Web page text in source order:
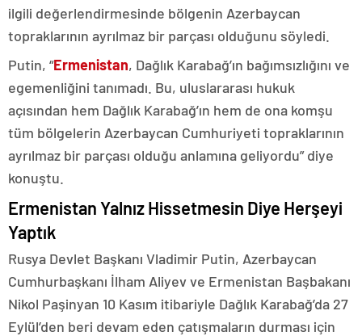
ilgili değerlendirmesinde bölgenin Azerbaycan
topraklarının ayrılmaz bir parçası olduğunu söyledi.
Putin, “Ermenistan, Dağlık Karabağ’ın bağımsızlığını ve
egemenliğini tanımadı. Bu, uluslararası hukuk
açısından hem Dağlık Karabağ’ın hem de ona komşu
tüm bölgelerin Azerbaycan Cumhuriyeti topraklarının
ayrılmaz bir parçası olduğu anlamına geliyordu” diye
konuştu.
Ermenistan Yalnız Hissetmesin Diye Herşeyi
Yaptık
Rusya Devlet Başkanı Vladimir Putin, Azerbaycan
Cumhurbaşkanı İlham Aliyev ve Ermenistan Başbakanı
Nikol Paşinyan 10 Kasım itibariyle Dağlık Karabağ’da 27
Eylül’den beri devam eden çatışmaların durması için